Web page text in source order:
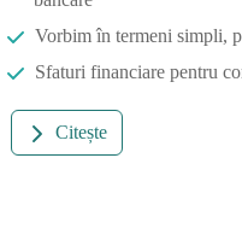
Vorbim în termeni simpli,
Sfaturi financiare pentru
Citește